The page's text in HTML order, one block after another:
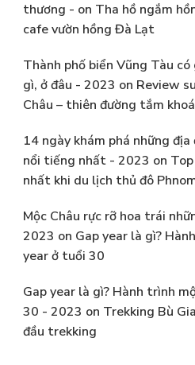
thương - on Tha hồ ngắm
cafe vườn hồng Đà Lạt
Thành phố biển Vũng Tàu
gì, ở đâu - 2023 on Review
Châu – thiên đường tắm
14 ngày khám phá những
nổi tiếng nhất - 2023 on
nhất khi du lịch thủ đô
Mộc Châu rực rỡ hoa trái
2023 on Gap year là gì?
year ở tuổi 30
Gap year là gì? Hành trình
30 - 2023 on Trekking Bù
đầu trekking